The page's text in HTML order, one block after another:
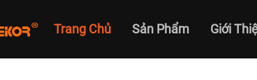
Trang Chủ Sản Phẩm Giới